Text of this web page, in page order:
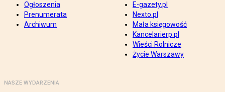
Ogłoszenia
Prenumerata
Archiwum
E-gazety.pl
Nexto.pl
Mała księgowość
Kancelarierp.pl
Wieści Rolnicze
Życie Warszawy
NASZE WYDARZENIA